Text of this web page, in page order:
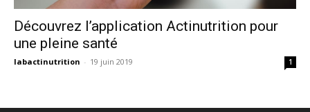
Découvrez l’application Actinutrition pour
une pleine santé
labactinutrition - 19 juin 2019 1